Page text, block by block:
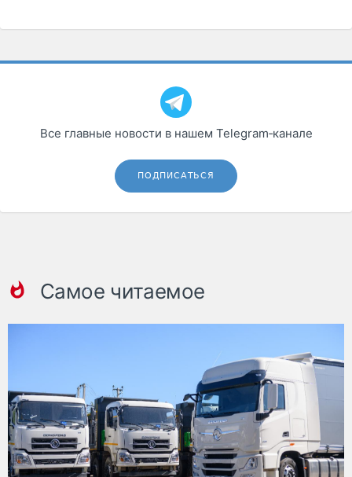
Все главные новости в нашем Telegram‑канале
ПОДПИСАТЬСЯ
Самое читаемое